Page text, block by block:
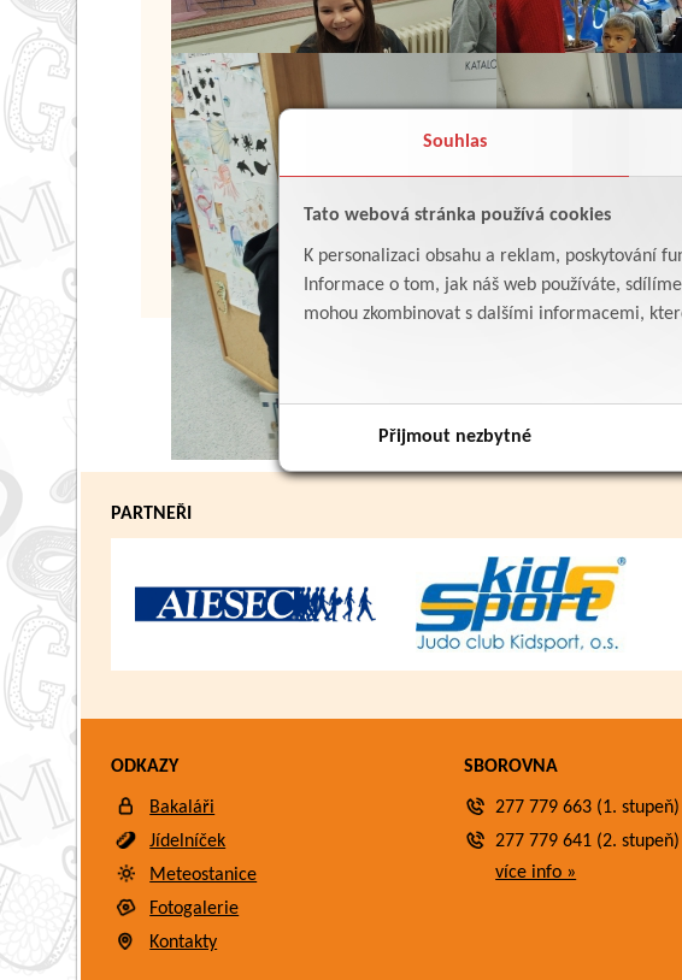
Souhlas
Tato webová stránka používá cookies
K personalizaci obsahu a reklam, poskytování
Informace o tom, jak náš web používáte,
mohou zkombinovat s dalšími informacemi,
Přijmout nezbytné
PARTNEŘI
ODKAZY
Bakaláři
Jídelníček
Meteostanice
Fotogalerie
Kontakty
SBOROVNA
277 779 663 (1. stupeň)
277 779 641 (2. stupeň)
více info »